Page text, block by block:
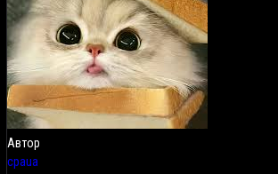
Автор
cpaua